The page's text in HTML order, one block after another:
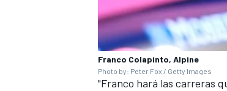
Franco Colapinto, Alpine
Photo by: Peter Fox / Getty Images
"Franco hará las carreras